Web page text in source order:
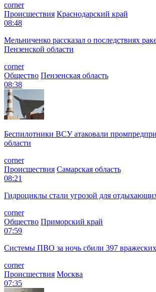
corner
Происшествия Краснодарский край
08:48
Мельниченко рассказал о последствиях
Пензенской области
corner
Общество Пензенская область
08:38
Беспилотники ВСУ атаковали
области
corner
Происшествия Самарская область
08:21
Гидроциклы стали угрозой для
corner
Общество Приморский край
07:59
Системы ПВО за ночь сбили 397
corner
Происшествия Москва
07:35